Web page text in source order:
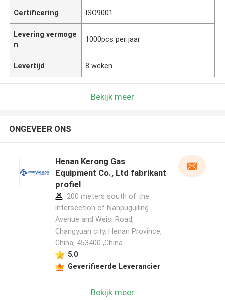
Certificering ISO9001
Levering vermoge
n
1000pcs per jaar
Levertijd 8 weken
Bekijk meer
ONGEVEER ONS
Henan Kerong Gas
Equipment Co., Ltd fabrikant
profiel
200 meters south of the
intersection of Nanpuguiling
Avenue and Weisi Road,
Changyuan city, Henan Province,
China, 453400 ,China
5.0
Geverifieerde Leverancier
Bekijk meer